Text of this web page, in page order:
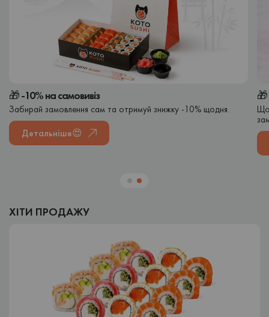
🎁 -10% на самовивіз
Забирай замовлення сам та отримуй знижку -10% щодня.
Детальніше😍
ХІТИ ПРОДАЖУ